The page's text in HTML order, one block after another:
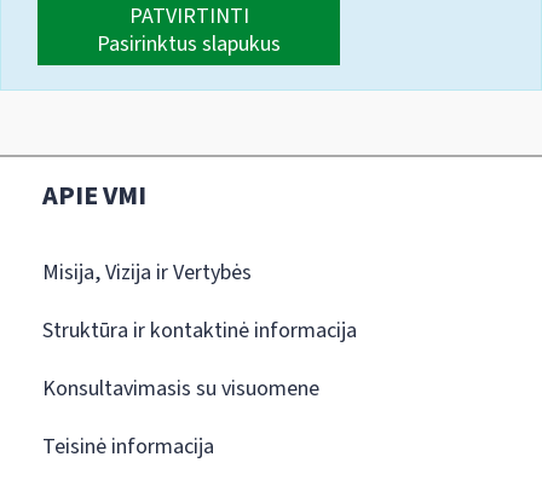
PATVIRTINTI
Pasirinktus slapukus
APIE VMI
Misija, Vizija ir Vertybės
Struktūra ir kontaktinė informacija
Konsultavimasis su visuomene
Teisinė informacija